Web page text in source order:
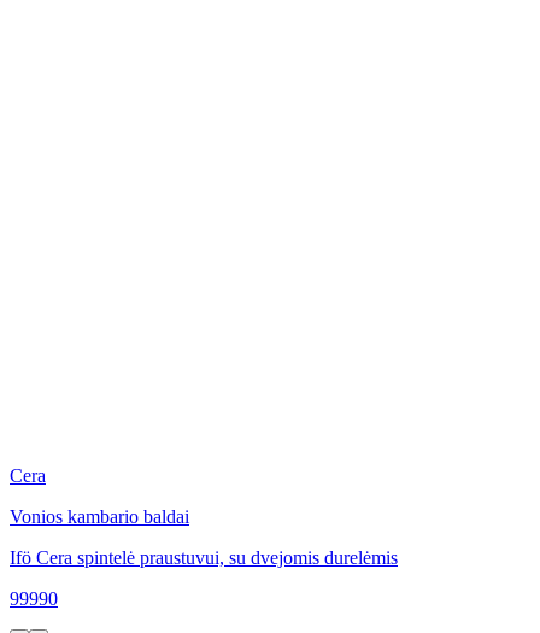
Cera
Vonios kambario baldai
Ifö Cera spintelė praustuvui, su dvejomis durelėmis
99990